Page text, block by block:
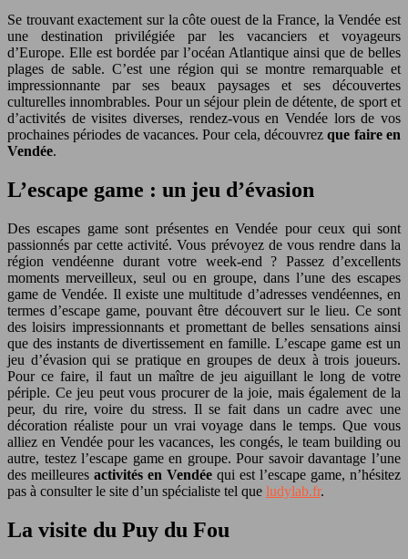
Se trouvant exactement sur la côte ouest de la France, la Vendée est
une destination privilégiée par les vacanciers et voyageurs
d’Europe. Elle est bordée par l’océan Atlantique ainsi que de belles
plages de sable. C’est une région qui se montre remarquable et
impressionnante par ses beaux paysages et ses découvertes
culturelles innombrables. Pour un séjour plein de détente, de sport et
d’activités de visites diverses, rendez-vous en Vendée lors de vos
prochaines périodes de vacances. Pour cela, découvrezque faire en
Vendée.
L’escape game : un jeu d’évasion
Des escapes game sont présentes en Vendée pour ceux qui sont
passionnés par cette activité. Vous prévoyez de vous rendre dans la
région vendéenne durant votre week-end ? Passez d’excellents
moments merveilleux, seul ou en groupe, dans l’une des escapes
game de Vendée. Il existe une multitude d’adresses vendéennes, en
termes d’escape game, pouvant être découvert sur le lieu. Ce sont
des loisirs impressionnants et promettant de belles sensations ainsi
que des instants de divertissement en famille. L’escape game est un
jeu d’évasion qui se pratique en groupes de deux à trois joueurs.
Pour ce faire, il faut un maître de jeu aiguillant le long de votre
périple. Ce jeu peut vous procurer de la joie, mais également de la
peur, du rire, voire du stress. Il se fait dans un cadre avec une
décoration réaliste pour un vrai voyage dans le temps. Que vous
alliez en Vendée pour les vacances, les congés, le team building ou
autre, testez l’escape game en groupe. Pour savoir davantage l’une
des meilleures activités en Vendée qui est l’escape game, n’hésitez
pas à consulter le site d’un spécialiste tel que ludylab.fr.
La visite du Puy du Fou